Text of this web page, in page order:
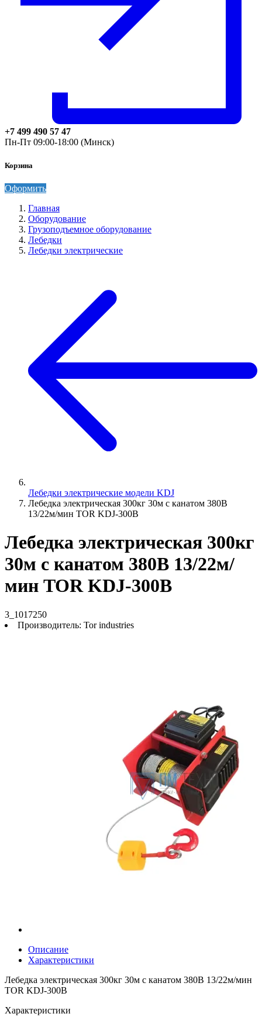
+7 499 490 57 47
Пн-Пт 09:00-18:00 (Минск)
Корзина
Оформить
Главная
Оборудование
Грузоподъемное оборудование
Лебедки
Лебедки электрические
Лебедки электрические модели KDJ
Лебедка электрическая 300кг 30м с канатом 380В
13/22м/мин TOR KDJ-300B
Лебедка электрическая 300кг
30м с канатом 380В 13/22м/
мин TOR KDJ-300B
3_1017250
Производитель: Tor industries
Описание
Характеристики
Лебедка электрическая 300кг 30м с канатом 380В 13/22м/мин
TOR KDJ-300B
Характеристики